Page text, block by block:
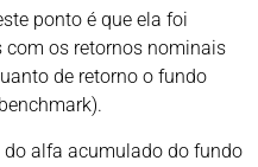
ponto é que ela foi
os retornos nominais
de retorno o fundo
alfa acumulado do fundo